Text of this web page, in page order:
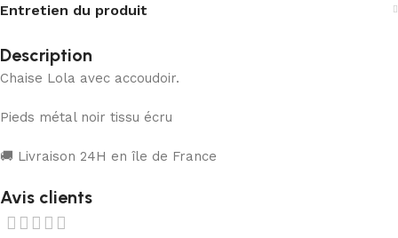
Entretien du produit
Description
Chaise Lola avec accoudoir.
Pieds métal noir tissu écru
🚚 Livraison 24H en île de France
Avis clients